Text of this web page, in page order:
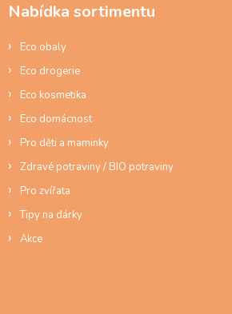
Nabídka sortimentu
Eco obaly
Eco drogerie
Eco kosmetika
Eco domácnost
Pro děti a maminky
Zdravé potraviny / BIO potraviny
Pro zvířata
Tipy na dárky
Akce